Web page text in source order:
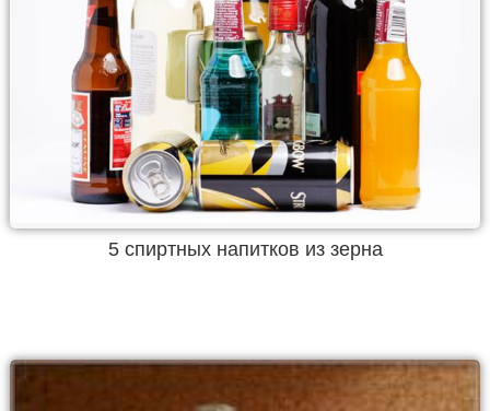
5 спиртных напитков из зерна